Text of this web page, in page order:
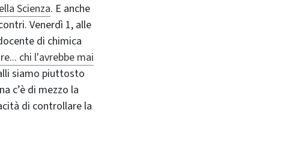
Scienza. E anche
Venerdì 1, alle
di chimica
chi l'avrebbe mai
siamo piuttosto
c’è di mezzo la
di controllare la